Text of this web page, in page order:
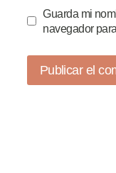
Guarda mi
navegador